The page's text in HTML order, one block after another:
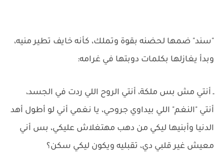
"سند" ضمها لحضنه بقوة وتملك، كأنه خايف تطير منيه،
وبدأ يغازلها بكلمات دوبتها في غرامه:
ـ أنتي مش بس ملكة، أنتي الروح اللي ردت في الجسد،
أنتي "النغم" اللي بيداوي جروحي، يا نغمي أني لو أطول أهد
الدنيا وأبنيها ليكي من دهب مهتغلاش عليكي، بس أني
معيش غير قلبي دي، تقبليه ويكون ليكي سكن؟